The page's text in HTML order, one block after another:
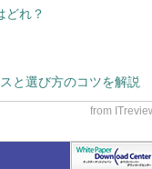
どれ？
と選び方のコツを解説